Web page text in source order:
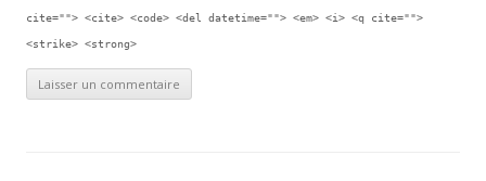
cite=""> <cite> <code> <del datetime=""> <em> <i> <q cite="">
<strike> <strong>